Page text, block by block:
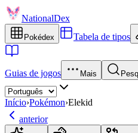
NationalDex
Pokédex Tabela de tipos
Guias de jogos Mais
Início›Pokémon›Elekid
anterior